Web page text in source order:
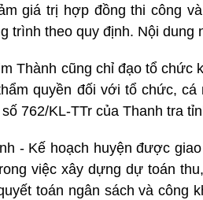
giá trị hợp đồng thi công
trình theo quy định. Nội dung
Thành cũng chỉ đạo tổ chức
quyền đối với tổ chức,
762/KL-TTr của Thanh tra
- Kế hoạch huyện được
việc xây dựng dự toán
toán ngân sách và công